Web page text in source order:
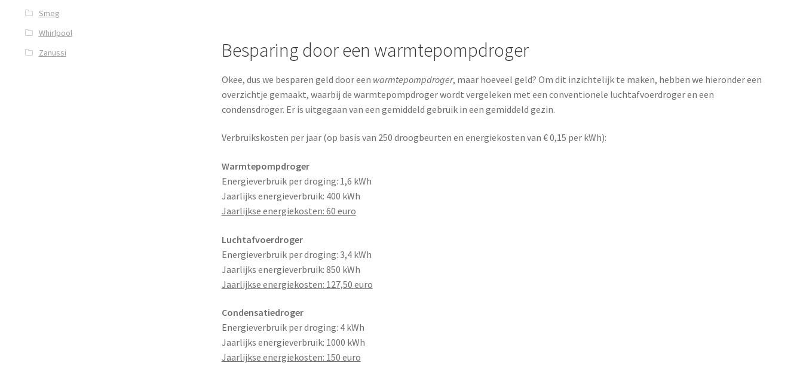
Besparing door een warmtepompdroger
Okee, dus we besparen geld door een warmtepompdroger, maar hoeveel geld? Om dit inzichtelijk te maken, hebben we hieronder een
overzichtje gemaakt, waarbij de warmtepompdroger wordt vergeleken met een conventionele luchtafvoerdroger en een
condensdroger. Er is uitgegaan van een gemiddeld gebruik in een gemiddeld gezin.
Verbruikskosten per jaar (op basis van 250 droogbeurten en energiekosten van € 0,15 per kWh):
Warmtepompdroger
Energieverbruik per droging: 1,6 kWh
Jaarlijks energieverbruik: 400 kWh
Jaarlijkse energiekosten: 60 euro
Luchtafvoerdroger
Energieverbruik per droging: 3,4 kWh
Jaarlijks energieverbruik: 850 kWh
Jaarlijkse energiekosten: 127,50 euro
Condensatiedroger
Energieverbruik per droging: 4 kWh
Jaarlijks energieverbruik: 1000 kWh
Jaarlijkse energiekosten: 150 euro
Smeg
Whirlpool
Zanussi